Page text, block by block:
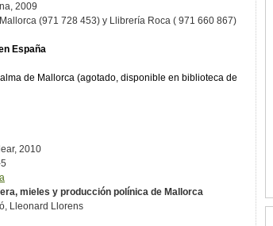
2009
(971 728 453) y Llibrería Roca ( 971 660 867)
España
de Mallorca (agotado, disponible en biblioteca de
2010
mieles y producción polínica de Mallorca
Lleonard Llorens